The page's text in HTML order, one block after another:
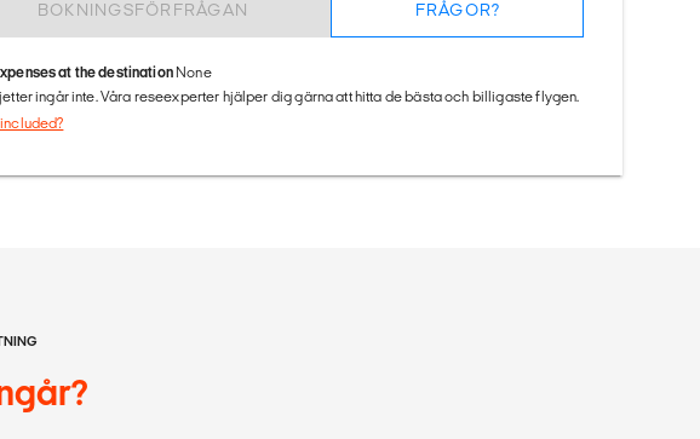
BOKNINGSFÖRFRÅGAN FRÅGOR?
at the destinationNone
ingår inte. Våra reseexperter hjälper dig gärna att hitta de bästa och billigaste flygen.